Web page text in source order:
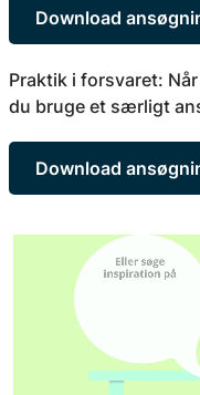
Download
Praktik i forsvaret:
du bruge et særligt
Download